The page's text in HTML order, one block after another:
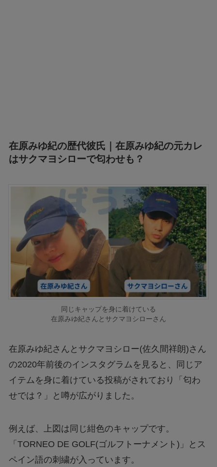
在原みゆ紀の歴代彼氏｜在原みゆ紀の元カレ
はサクマヨシローで匂わせも？
同じキャップを身に着けている
在原みゆ紀さんとサクマヨシローさん
在原みゆ紀さんとサクマヨシロー(佐久間祥朗)さん
の2020年前後のインスタグラムを見ると、同じア
イテムを身に着けている投稿がされており「匂わ
せでは？」と噂が広がりました。
例えば、上図は同じ紺色のキャップです。
「TORNEO DE GOLF(ゴルフトーナメント)」とス
ペイン語の刺繍が入っています。